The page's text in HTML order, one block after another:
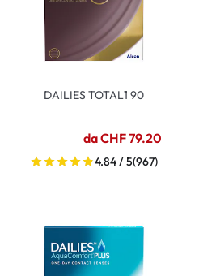
DAILIES TOTAL1 90
da CHF 79.20
4.84 / 5(967)